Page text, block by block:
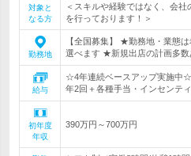
対象と
なる方
＜スキルや経験ではなく、会
を行っております！＞
勤務地
【全国募集】 ★勤務地・業態
選べます ★新規出店の計画多数
給与
☆4年連続ベースアップ実施中
年2回＋各種手当・インセンテ
初年度
年収
390万円～700万円